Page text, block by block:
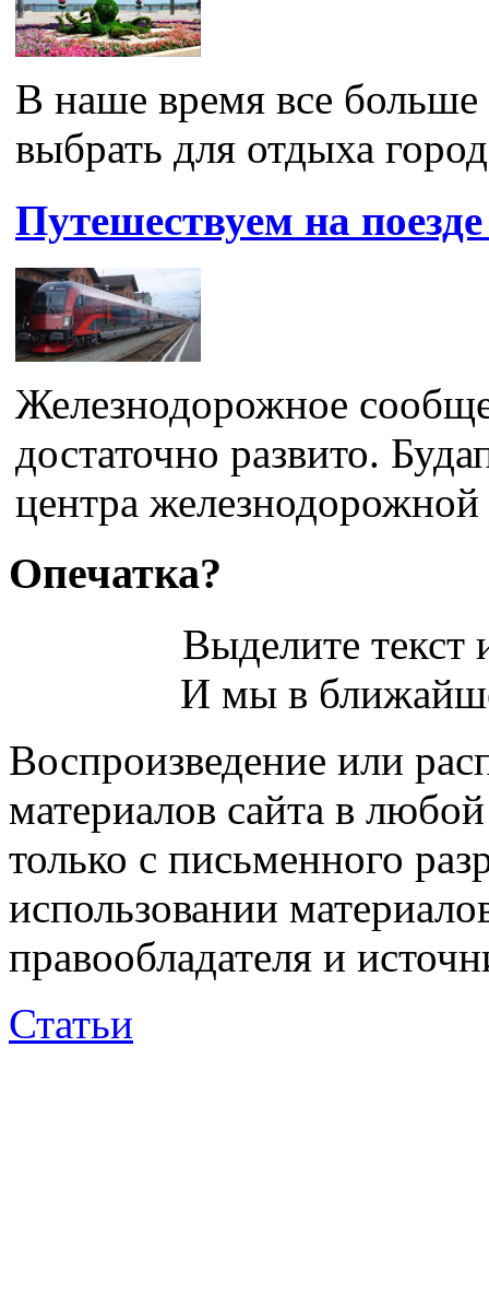
В наше время все больше
выбрать для отдыха
Путешествуем на
Железнодорожное
достаточно развито.
центра
Опечатка?
Выделите
И мы в
Воспроизведение или
материалов сайта в
только с письменного
использовании
правообладателя и
Статьи